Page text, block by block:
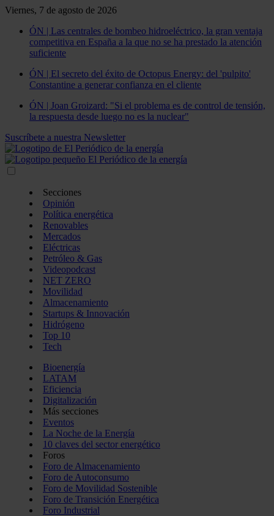
Viernes, 7 de agosto de 2026
ÓN | Las centrales de bombeo hidroeléctrico, la gran ventaja
competitiva en España a la que no se ha prestado la atención
suficiente
ÓN | El secreto del éxito de Octopus Energy: del 'pulpito'
Constantine a generar confianza en el cliente
ÓN | Joan Groizard: "Si el problema es de control de tensión,
la respuesta desde luego no es la nuclear"
Suscríbete a nuestra Newsletter
Secciones
Opinión
Política energética
Renovables
Mercados
Eléctricas
Petróleo & Gas
Videopodcast
NET ZERO
Movilidad
Almacenamiento
Startups & Innovación
Hidrógeno
Top 10
Tech
Bioenergía
LATAM
Eficiencia
Digitalización
Más secciones
Eventos
La Noche de la Energía
10 claves del sector energético
Foros
Foro de Almacenamiento
Foro de Autoconsumo
Foro de Movilidad Sostenible
Foro de Transición Energética
Foro Industrial